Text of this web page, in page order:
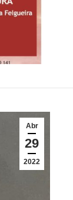
Abr
29
2022